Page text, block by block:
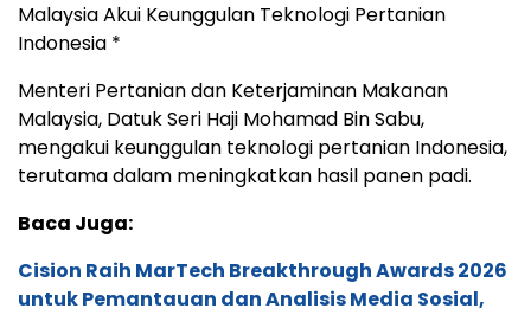
Malaysia Akui Keunggulan Teknologi Pertanian
Indonesia *
Menteri Pertanian dan Keterjaminan Makanan
Malaysia, Datuk Seri Haji Mohamad Bin Sabu,
mengakui keunggulan teknologi pertanian Indonesia,
terutama dalam meningkatkan hasil panen padi.
Baca Juga:
Cision Raih MarTech Breakthrough Awards 2026
untuk Pemantauan dan Analisis Media Sosial,